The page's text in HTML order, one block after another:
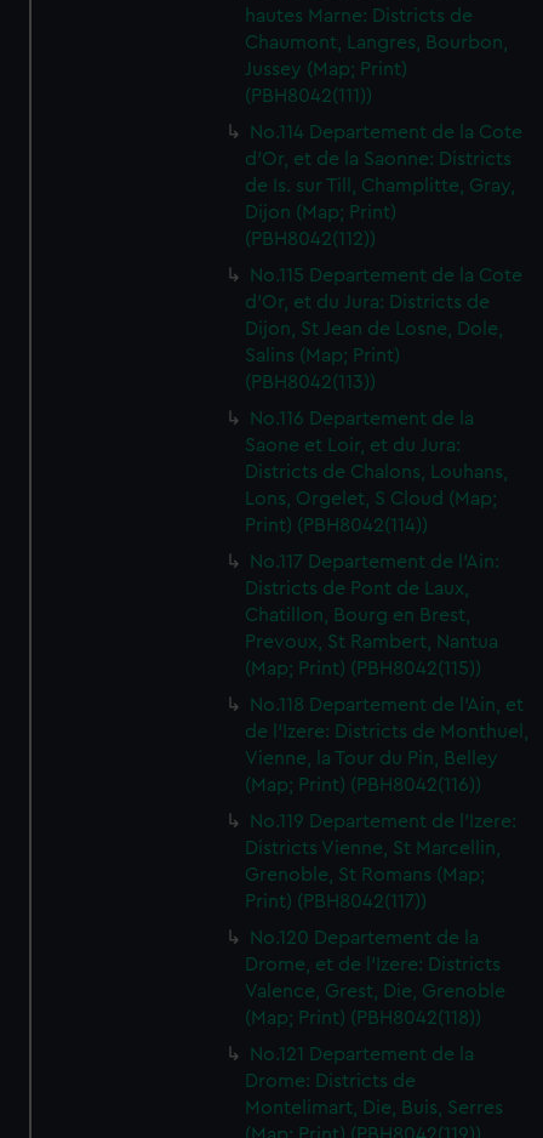
hautes Marne: Districts de
Chaumont, Langres, Bourbon,
Jussey (Map; Print)
(PBH8042(111))
No.114 Departement de la Cote
d'Or, et de la Saonne: Districts
de Is. sur Till, Champlitte, Gray,
Dijon (Map; Print)
(PBH8042(112))
No.115 Departement de la Cote
d'Or, et du Jura: Districts de
Dijon, St Jean de Losne, Dole,
Salins (Map; Print)
(PBH8042(113))
No.116 Departement de la
Saone et Loir, et du Jura:
Districts de Chalons, Louhans,
Lons, Orgelet, S Cloud (Map;
Print) (PBH8042(114))
No.117 Departement de l'Ain:
Districts de Pont de Laux,
Chatillon, Bourg en Brest,
Prevoux, St Rambert, Nantua
(Map; Print) (PBH8042(115))
No.118 Departement de l'Ain, et
de l'Izere: Districts de Monthuel,
Vienne, la Tour du Pin, Belley
(Map; Print) (PBH8042(116))
No.119 Departement de l'Izere:
Districts Vienne, St Marcellin,
Grenoble, St Romans (Map;
Print) (PBH8042(117))
No.120 Departement de la
Drome, et de l'Izere: Districts
Valence, Grest, Die, Grenoble
(Map; Print) (PBH8042(118))
No.121 Departement de la
Drome: Districts de
Montelimart, Die, Buis, Serres